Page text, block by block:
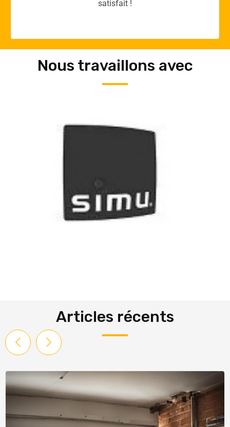
Nous travaillons avec
Articles récents